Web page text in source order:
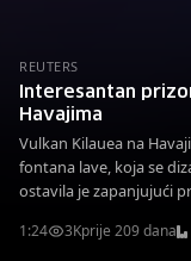
REUTERS
Interesantan
Havajima
Vulkan Kilauea na
fontana lave, koja se
ostavila je zapanjujući
1:24 3Kprije 209 dana